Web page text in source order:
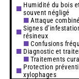
Humidité du bois
souvent négligé
Attaque
Signes
résineux
Confusions
Diagnostic et
Traitements
Protection
xylophages